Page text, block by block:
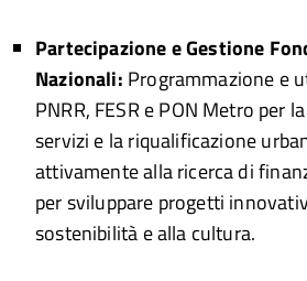
Partecipazione e Gestione
Nazionali: Programmazione e
PNRR, FESR e PON Metro per
servizi e la riqualificazione
attivamente alla ricerca di
per sviluppare progetti
sostenibilità e alla cultura.